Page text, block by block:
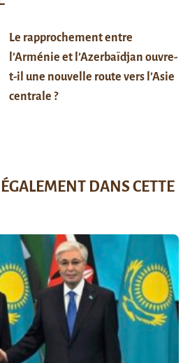
Le rapprochement entre
l’Arménie et l’Azerbaïdjan ouvre-
t-il une nouvelle route vers l’Asie
centrale ?
DANS CETTE